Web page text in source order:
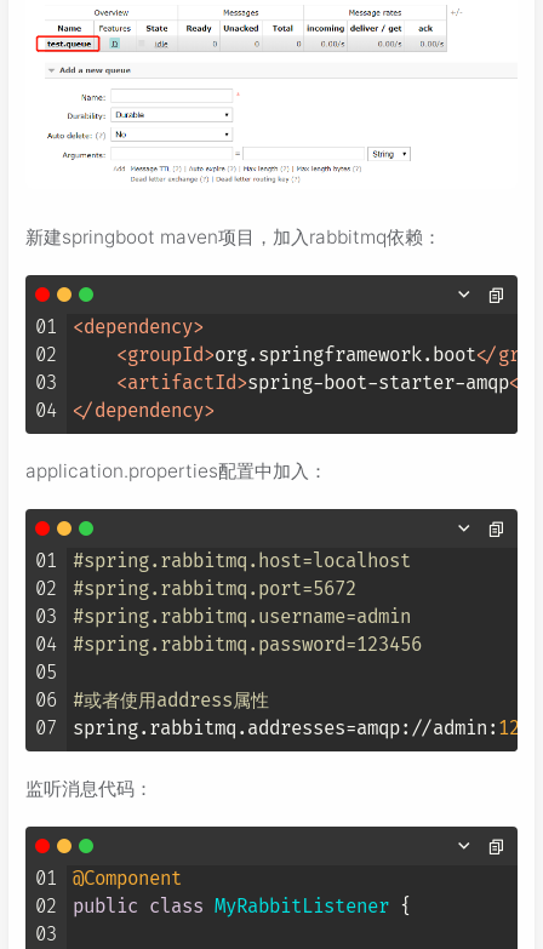
新建springboot maven项目，加入rabbitmq依赖：
01
02
03
04
<dependency>
<groupId>org.springframework.boot</
<artifactId>spring-boot-starter-amqp</
</dependency>
application.properties配置中加入：
01
02
03
04
05
06
07
#spring.rabbitmq.host=localhost
#spring.rabbitmq.port=5672
#spring.rabbitmq.username=admin
#spring.rabbitmq.password=123456
#或者使用address属性
spring.rabbitmq.addresses=amqp://admin:
监听消息代码：
01
02
03
@Component
public class MyRabbitListener {